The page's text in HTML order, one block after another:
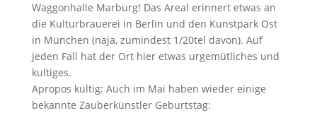
Waggonhalle Marburg! Das Areal erinnert etwas an
die Kulturbrauerei in Berlin und den Kunstpark Ost
in München (naja, zumindest 1/20tel davon). Auf
jeden Fall hat der Ort hier etwas urgemütliches und
kultiges.
Apropos kultig: Auch im Mai haben wieder einige
bekannte Zauberkünstler Geburtstag: